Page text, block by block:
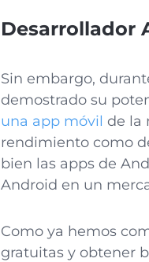
Desarrollador
Sin embargo,
demostrado su
una app móvil de la
rendimiento como
bien las apps de
Android en un
Como ya hemos
gratuitas y obtener